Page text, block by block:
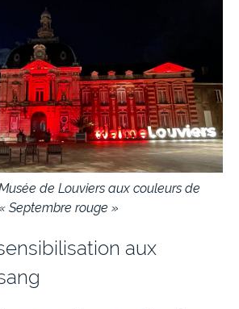
de Louviers aux couleurs de
Septembre rouge »
aux